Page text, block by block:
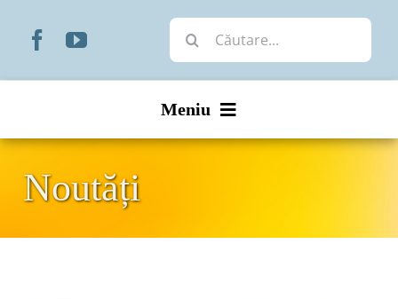
Cautare...
Meniu
Noutăți